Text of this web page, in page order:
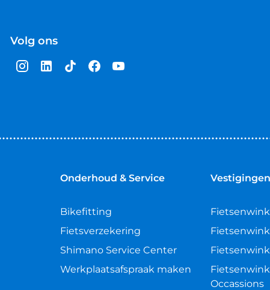
Volg ons
Onderhoud & Service
Bikefitting
Fietsverzekering
Shimano Service Center
Werkplaatsafspraak maken
Vestigingen
Occassions